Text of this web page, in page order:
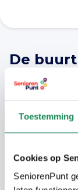
Toestemming
Cookies op
SeniorenPunt
De buurt
In deze
golfbaan
met